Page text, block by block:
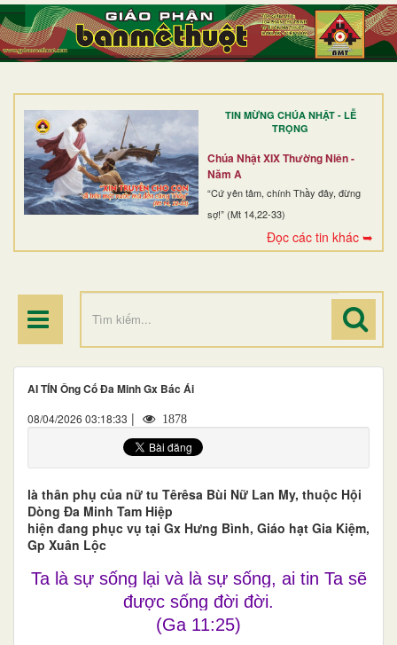
TIN MỪNG CHÚA NHẬT - LỄ
TRỌNG
Chúa Nhật XIX Thường Niên -
Năm A
“Cứ yên tâm, chính Thầy đây, đừng
sợ!” (Mt 14,22-33)
Đọc các tin khác ➥
TRANG NHẤT
GIỚI THIỆU
DÒNG TU
BAN MỤC VỤ
ĐOÀN THỂ CG
AI TÍN Ông Cố Đa Minh Gx Bác Ái
08/04/2026 03:18:33 | 1878
là thân phụ của nữ tu Têrêsa Bùi Nữ Lan My, thuộc Hội
Dòng Đa Minh Tam Hiệp
hiện đang phục vụ tại Gx Hưng Bình, Giáo hạt Gia Kiệm,
Gp Xuân Lộc
Ta là sự sống lại và là sự sống, ai tin Ta sẽ
được sống đời đời.
(Ga 11:25)